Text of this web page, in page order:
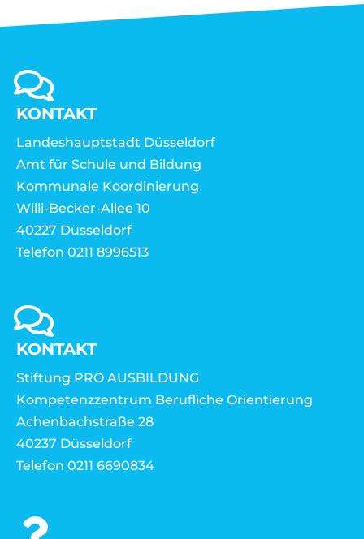
KONTAKT
Landeshauptstadt Düsseldorf
Amt für Schule und Bildung
Kommunale Koordinierung
Willi-Becker-Allee 10
40227 Düsseldorf
Telefon 0211 8996513
KONTAKT
Stiftung PRO AUSBILDUNG
Kompetenzzentrum Berufliche Orientierung
Achenbachstraße 28
40237 Düsseldorf
Telefon 0211 6690834